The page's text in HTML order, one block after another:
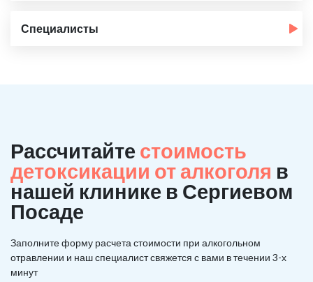
Специалисты
Рассчитайте стоимость
детоксикации от алкоголя в
нашей клинике в Сергиевом
Посаде
Заполните форму расчета стоимости при алкогольном
отравлении и наш специалист свяжется с вами в течении 3-х
минут